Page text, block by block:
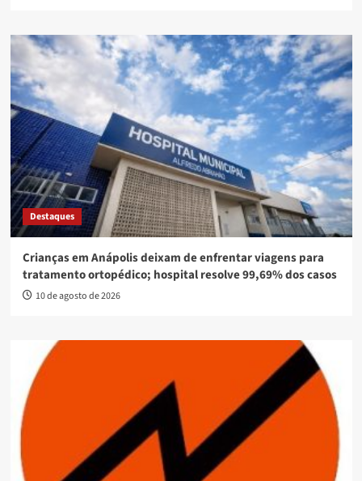
Destaques
Crianças em Anápolis deixam de enfrentar viagens para
tratamento ortopédico; hospital resolve 99,69% dos casos
10 de agosto de 2026